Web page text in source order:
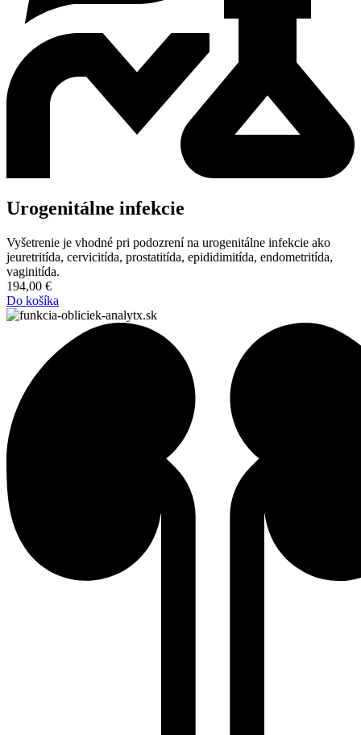
Urogenitálne infekcie
Vyšetrenie je vhodné pri podozrení na urogenitálne infekcie ako
jeuretritída, cervicitída, prostatitída, epididimitída, endometritída,
vaginitída.
194,00 €
Do košíka